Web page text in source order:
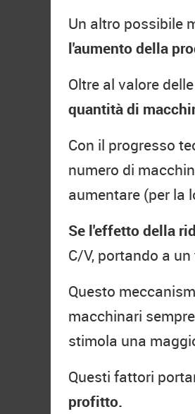
Un altro possibile
l'aumento della
Oltre al valore
quantità di
Con il progresso
numero di
aumentare (per la
Se l'effetto della
C/V, portando a
Questo
macchinari
stimola una
Questi fattori
profitto.